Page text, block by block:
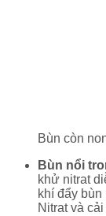
Bùn còn
Bùn nổi
khử nitrat
khí đẩy
Nitrat và